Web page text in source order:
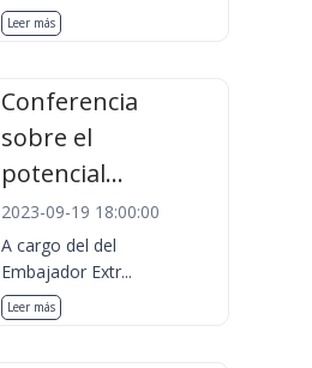
Leer más
Conferencia
sobre el
potencial...
2023-09-19 18:00:00
A cargo del del
Embajador Extr...
Leer más